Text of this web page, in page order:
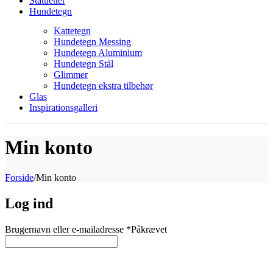
Hundetegn
Kattetegn
Hundetegn Messing
Hundetegn Aluminium
Hundetegn Stål
Glimmer
Hundetegn ekstra tilbehør
Glas
Inspirationsgalleri
Min konto
Forside/Min konto
Log ind
Brugernavn eller e-mailadresse *Påkrævet